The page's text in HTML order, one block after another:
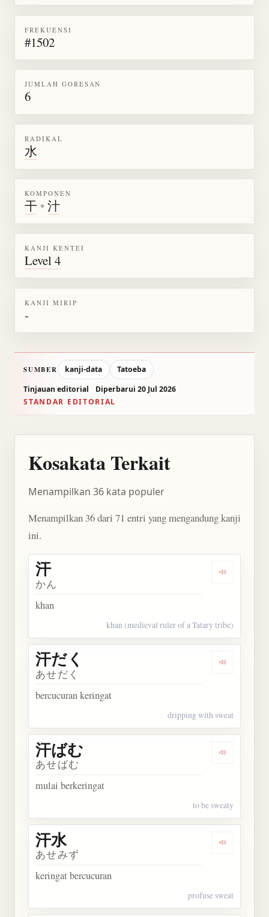
FREKUENSI
#1502
JUMLAH GORESAN
6
RADIKAL
水
KOMPONEN
干 •汁
KANJI KENTEI
Level 4
KANJI MIRIP
-
SUMBER kanji-data
Tatoeba
Tinjauan editorial
Diperbarui 20 Jul 2026
STANDAR EDITORIAL
Kosakata Terkait
Menampilkan 36 kata populer
Menampilkan 36 dari 71 entri yang mengandung kanji
ini.
Dengarkan
汗
かん
khan
khan (medieval ruler of a Tatary tribe)
Dengarkan
汗だく
あせだく
bercucuran keringat
dripping with sweat
Dengarkan
汗ばむ
あせばむ
mulai berkeringat
to be sweaty
Dengarkan
汗水
あせみず
keringat bercucuran
profuse sweat